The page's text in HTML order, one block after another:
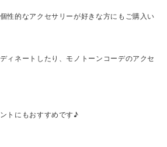
性的なアクセサリーが好きな方にもご購入い
ィネートしたり、モノトーンコーデのアクセ
トにもおすすめです♪